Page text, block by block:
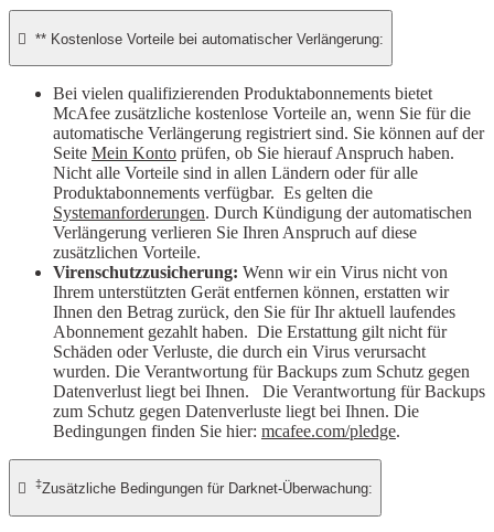
 ** Kostenlose Vorteile bei automatischer Verlängerung:
Bei vielen qualifizierenden Produktabonnements bietet
McAfee zusätzliche kostenlose Vorteile an, wenn Sie für die
automatische Verlängerung registriert sind. Sie können auf der
Seite Mein Konto prüfen, ob Sie hierauf Anspruch haben.
Nicht alle Vorteile sind in allen Ländern oder für alle
Produktabonnements verfügbar. Es gelten die
Systemanforderungen. Durch Kündigung der automatischen
Verlängerung verlieren Sie Ihren Anspruch auf diese
zusätzlichen Vorteile.
Virenschutzzusicherung: Wenn wir ein Virus nicht von
Ihrem unterstützten Gerät entfernen können, erstatten wir
Ihnen den Betrag zurück, den Sie für Ihr aktuell laufendes
Abonnement gezahlt haben. Die Erstattung gilt nicht für
Schäden oder Verluste, die durch ein Virus verursacht
wurden. Die Verantwortung für Backups zum Schutz gegen
Datenverlust liegt bei Ihnen. Die Verantwortung für Backups
zum Schutz gegen Datenverluste liegt bei Ihnen. Die
Bedingungen finden Sie hier: mcafee.com/pledge.
 ‡Zusätzliche Bedingungen für Darknet-Überwachung: